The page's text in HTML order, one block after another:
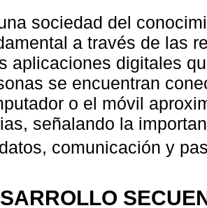
sociedad del
a través de las
aplicaciones digitales
se encuentran
o el móvil
señalando la
comunicación y